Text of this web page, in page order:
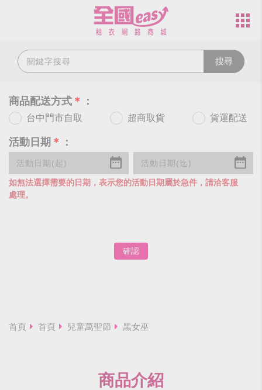
搜尋
商品配送方式 ＊ ：
台中門市自取 超商取貨 貨運配送
活動日期 ＊ ：
如無法選擇需要的日期，表示您的活動日期屬於急件，請洽客服
處理。
確認
首頁 首頁 兒童萬聖節 黑女巫
商品介紹